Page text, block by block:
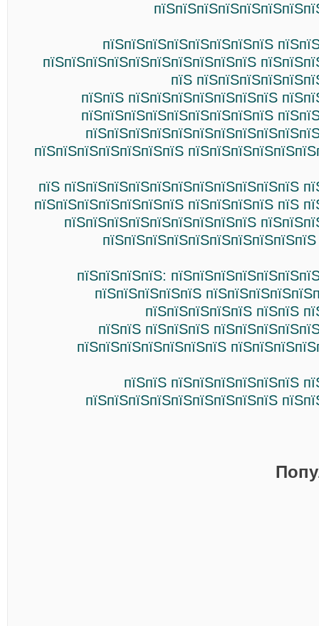
пїЅпїЅпїЅпїЅпїЅпїЅпїЅпїЅ
пїЅпїЅпїЅпїЅпїЅпїЅпїЅпїЅпїЅпїЅ
пїЅ
пїЅпїЅ пїЅпїЅпїЅпїЅпїЅпїЅпїЅ
пїЅпїЅпїЅпїЅпїЅпїЅпїЅпїЅпїЅ
пїЅпїЅпїЅпїЅпїЅпїЅпїЅ
пїЅ пїЅпїЅпїЅпїЅпїЅпїЅпїЅпїЅпїЅпїЅпїЅ
пїЅпїЅпїЅпїЅпїЅпїЅпїЅ пїЅпїЅпїЅпїЅ пїЅ
пїЅпїЅпїЅпїЅпїЅпїЅпїЅпїЅпїЅ
пїЅпїЅпїЅпїЅ:
пїЅпїЅпїЅпїЅпїЅ
пїЅпїЅпїЅпїЅпїЅ пїЅпїЅ
пїЅпїЅ пїЅпїЅпїЅ
пїЅпїЅпїЅпїЅпїЅпїЅпїЅ
пїЅпїЅ пїЅпїЅпїЅпїЅпїЅпїЅ
пїЅпїЅпїЅпїЅпїЅпїЅпїЅпїЅпїЅ